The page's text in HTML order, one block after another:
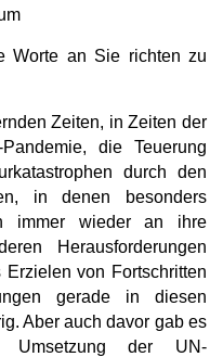
Worte an Sie richten zu
Zeiten, in Zeiten der
die Teuerung
durch den
in denen besonders
immer wieder an ihre
Herausforderungen
von Fortschritten
gerade in diesen
Aber auch davor gab es
Umsetzung der UN-